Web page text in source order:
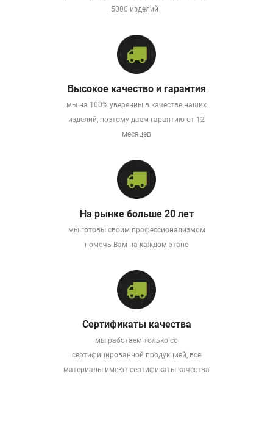
5000 изделий
Высокое качество и гарантия
мы на 100% уверенны в качестве наших
изделий, поэтому даем гарантию от 12
месяцев
На рынке больше 20 лет
мы готовы своим профессионализмом
помочь Вам на каждом этапе
Сертификаты качества
мы работаем только со
сертифицированной продукцией, все
материалы имеют сертификаты качества